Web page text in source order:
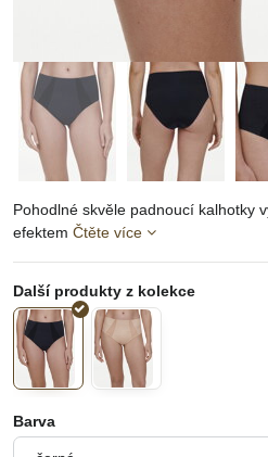
Pohodlné skvěle padnoucí kalhotky
efektem Čtěte více
Barva